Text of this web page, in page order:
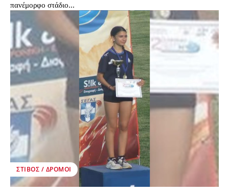
πανέμορφο στάδιο...
ΣΤΊΒΟΣ / ΔΡΌΜΟΙ